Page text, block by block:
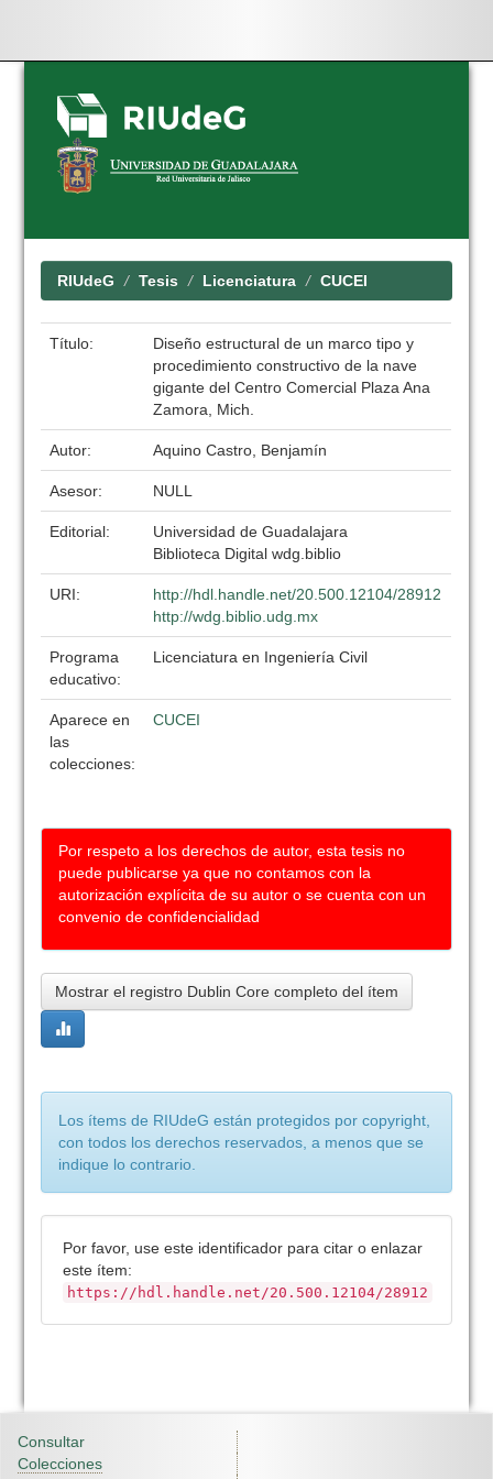
Skip
navigation
RIUdeG Tesis Licenciatura CUCEI
Título:
Diseño estructural de un marco tipo y
procedimiento constructivo de la nave
gigante del Centro Comercial Plaza Ana
Zamora, Mich.
Autor: Aquino Castro, Benjamín
Asesor: NULL
Editorial:
Universidad de Guadalajara
Biblioteca Digital wdg.biblio
URI:
http://hdl.handle.net/20.500.12104/28912
http://wdg.biblio.udg.mx
Programa
educativo:
Licenciatura en Ingeniería Civil
Aparece en
las
colecciones:
CUCEI
Por respeto a los derechos de autor, esta tesis no
puede publicarse ya que no contamos con la
autorización explícita de su autor o se cuenta con un
convenio de confidencialidad
Mostrar el registro Dublin Core completo del ítem
Los ítems de RIUdeG están protegidos por copyright,
con todos los derechos reservados, a menos que se
indique lo contrario.
Por favor, use este identificador para citar o enlazar
este ítem:
https://hdl.handle.net/20.500.12104/28912
Consultar
Colecciones